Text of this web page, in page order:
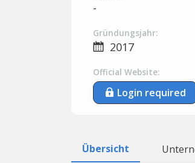
-
Gründungsjahr:
2017
Official Website:
Login required
Übersicht